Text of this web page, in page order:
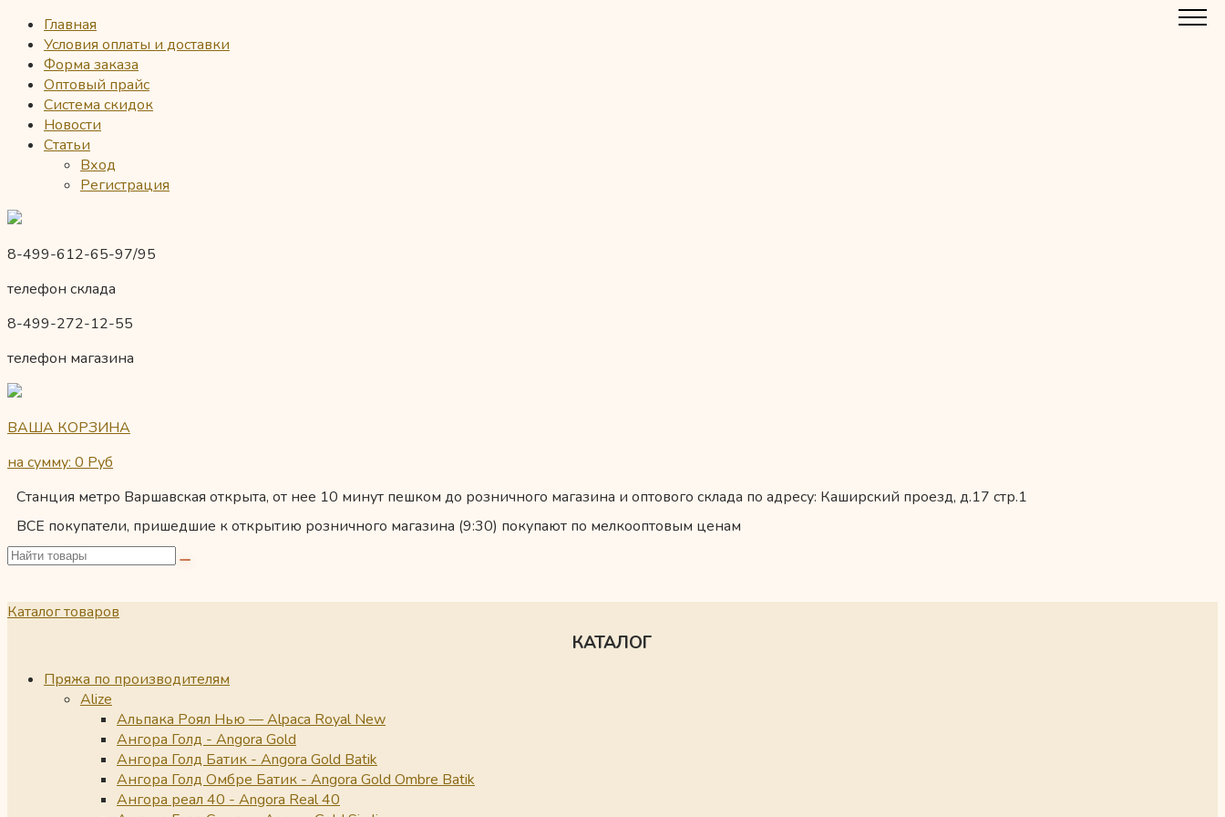
Главная
Условия оплаты и доставки
Форма заказа
Оптовый прайс
Система скидок
Новости
Статьи
Вход
Регистрация
8-499-612-65-97/95
телефон склада
8-499-272-12-55
телефон магазина
ВАША КОРЗИНА
на сумму: 0 Руб
Станция метро Варшавская открыта, от нее 10 минут пешком до розничного магазина и оптового склада по адресу: Каширский проезд, д.17 стр.1
ВСЕ покупатели, пришедшие к открытию розничного магазина (9:30) покупают по мелкооптовым ценам
Каталог товаров
КАТАЛОГ
Пряжа по производителям
Alize
Альпака Роял Нью — Alpaca Royal New
Ангора Голд - Angora Gold
Ангора Голд Батик - Angora Gold Batik
Ангора Голд Омбре Батик - Angora Gold Ombre Batik
Ангора реал 40 - Angora Real 40